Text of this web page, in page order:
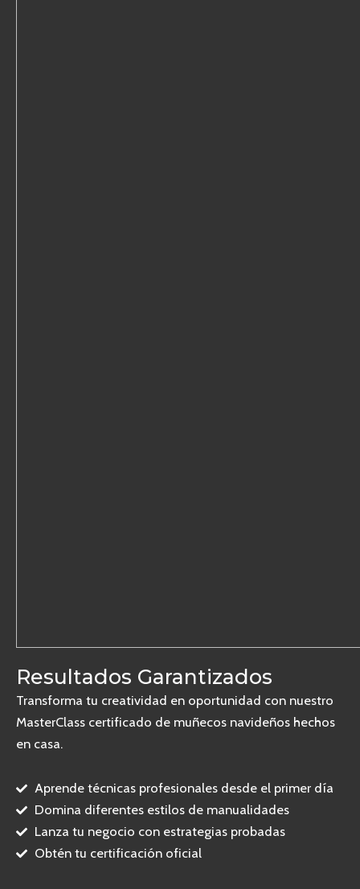
Resultados Garantizados
Transforma tu creatividad en oportunidad con nuestro
MasterClass certificado de muñecos navideños hechos
en casa.
Aprende técnicas profesionales desde el primer día
Domina diferentes estilos de manualidades
Lanza tu negocio con estrategias probadas
Obtén tu certificación oficial